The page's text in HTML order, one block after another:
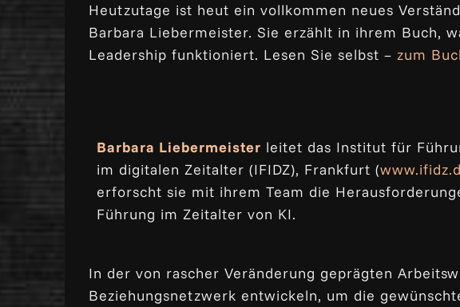
Heutzutage ist heut ein vollkommen neues
Barbara Liebermeister. Sie erzählt in ihrem Buch,
Leadership funktioniert. Lesen Sie selbst – zum
Barbara Liebermeister leitet das Institut für
im digitalen Zeitalter (IFIDZ), Frankfurt (
erforscht sie mit ihrem Team die
Führung im Zeitalter von KI.
In der von rascher Veränderung geprägten
Beziehungsnetzwerk entwickeln, um die